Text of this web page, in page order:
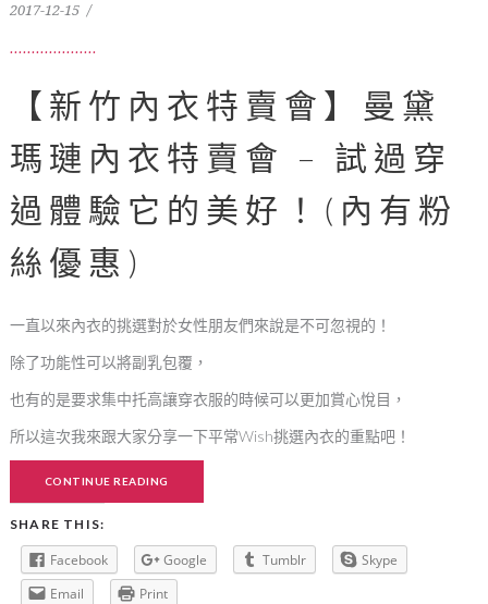
2017-12-15
【新竹內衣特賣會】曼黛
瑪璉內衣特賣會 – 試過穿
過體驗它的美好！(內有粉
絲優惠)
一直以來內衣的挑選對於女性朋友們來說是不可忽視的！
除了功能性可以將副乳包覆，
也有的是要求集中托高讓穿衣服的時候可以更加賞心悅目，
所以這次我來跟大家分享一下平常Wish挑選內衣的重點吧！
CONTINUE READING
SHARE THIS:
Facebook Google Tumblr
Skype
Email
Print